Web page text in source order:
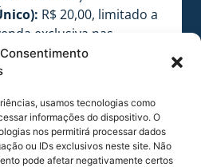
usamos tecnologias como
informações do dispositivo. O
nos permitirá processar dados
ou IDs exclusivos neste site. Não
pode afetar negativamente certos
R$ 20,00, limitado a
exclusiva nas
comprovação de registro
do CPF; (setor
inteira / R$ 50,00 meia.